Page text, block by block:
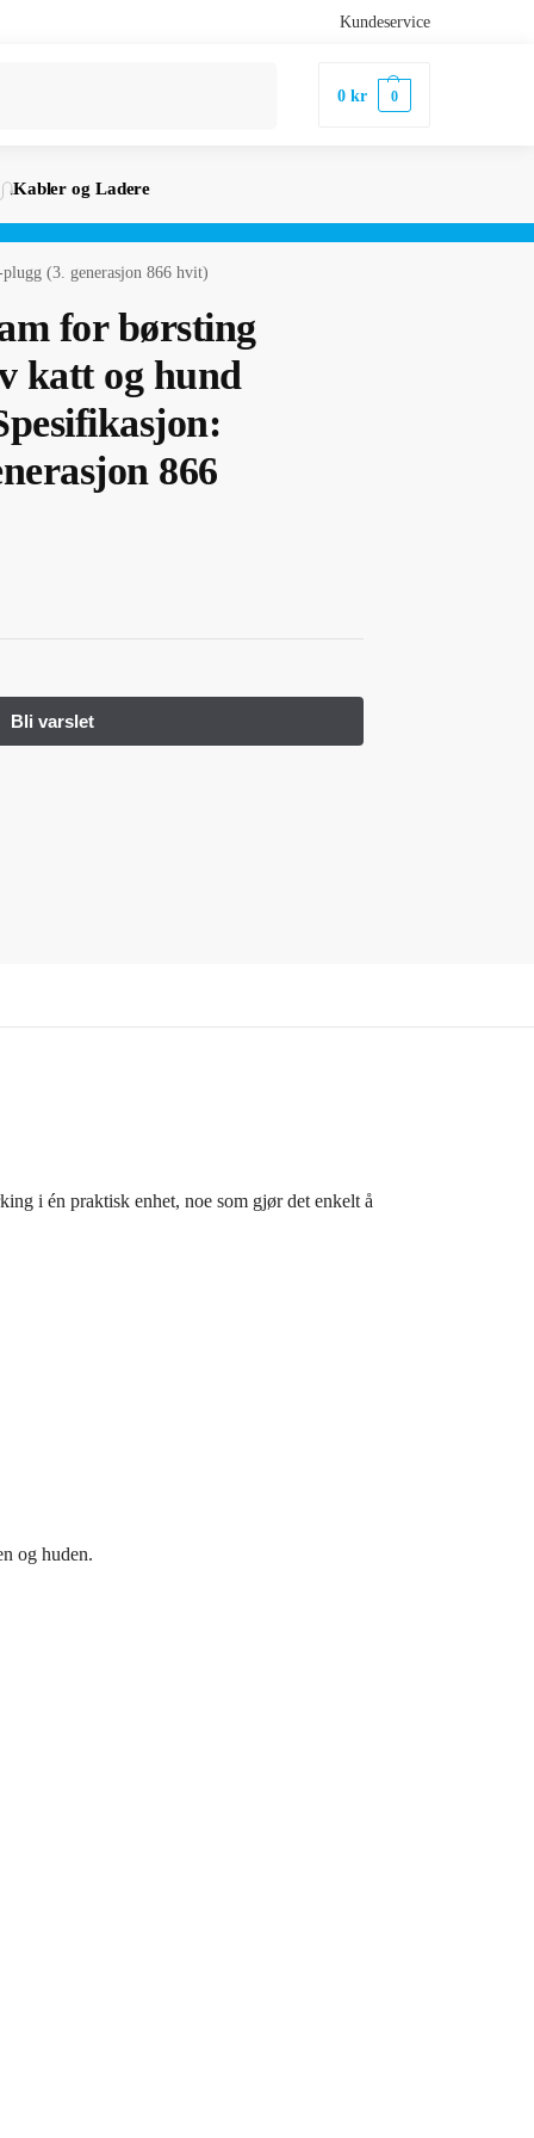
Kundeservice
0kr 0
Kabler og Ladere
(3. generasjon 866 hvit)
for børsting
katt og hund
866
i én praktisk enhet, noe som gjør det enkelt å
og huden.